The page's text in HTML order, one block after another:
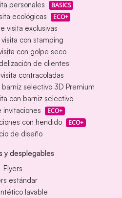
personales BASICS
ecológicas ECO+
visita exclusivas
con stamping
con golpe seco
de clientes
contracoladas
selectivo 3D Premium
con barniz selectivo
invitaciones
ECO+
con hendido ECO+
de diseño
y desplegables
Flyers
estándar
lavable